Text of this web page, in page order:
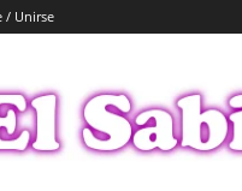
/ Unirse
Sabio